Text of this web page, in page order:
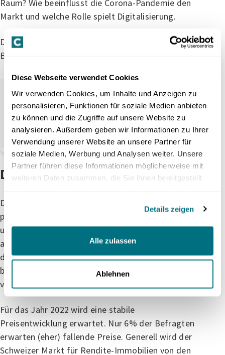
Diese Webseite verwendet Cookies
Wir verwenden Cookies, um Inhalte und Anzeigen zu
personalisieren, Funktionen für soziale Medien anbieten
zu können und die Zugriffe auf unsere Website zu
analysieren. Außerdem geben wir Informationen zu Ihrer
Verwendung unserer Website an unsere Partner für
soziale Medien, Werbung und Analysen weiter. Unsere
Partner führen diese Informationen möglicherweise mit
weiteren Daten zusammen, die Sie ihnen bereitgestellt
Details zeigen
Alle zulassen
Ablehnen
Raum? Wie beeinflusst die Corona-Pandemie den
Markt und welche Rolle spielt Digitalisierung.
Die ausführlichen Resultate des Immobilien-
Barometers 2021 finden Sie hier:
Immobilien-
Barometer 2021
Blog Marktanalyse
Das Wichtigste in Kürze
Der Schweizer Immobilienmarkt ist für die meisten
privaten Besitzerinnen und Besitzer zumindest ab
und zu ein Thema. Knapp 40% beschäftigen sich
aktiv oder sehr aktiv mit den Geschehnissen auf
dem Markt. Dabei sind sie wesentlich erfahrener
beim Kaufen und Investieren als beim Verkaufen
von Objekten.
Für das Jahr 2022 wird eine stabile
Preisentwicklung erwartet. Nur 6% der Befragten
erwarten (eher) fallende Preise. Generell wird der
Schweizer Markt für Rendite-Immobilien von den